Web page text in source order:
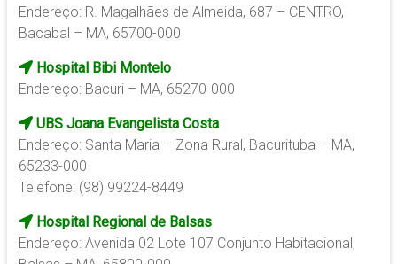
Endereço: R. Magalhães de Almeida, 687 – CENTRO,
Bacabal – MA, 65700-000
Hospital Bibi Montelo
Endereço: Bacuri – MA, 65270-000
UBS Joana Evangelista Costa
Endereço: Santa Maria – Zona Rural, Bacurituba – MA,
65233-000
Telefone: (98) 99224-8449
Hospital Regional de Balsas
Endereço: Avenida 02 Lote 107 Conjunto Habitacional,